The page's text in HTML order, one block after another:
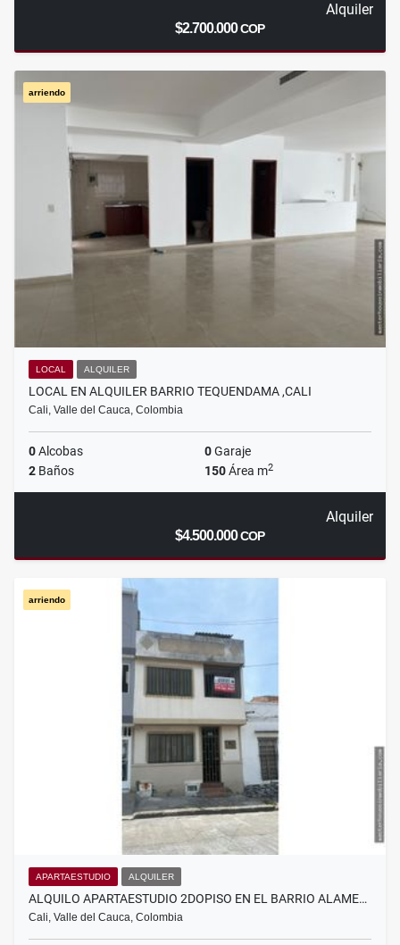
Alquiler
$2.700.000COP
arriendo
LOCAL ALQUILER
LOCAL EN ALQUILER BARRIO TEQUENDAMA ,CALI
Cali, Valle del Cauca, Colombia
0Alcobas 0Garaje
2 Baños 150Área m2
Alquiler
$4.500.000COP
arriendo
APARTAESTUDIO ALQUILER
ALQUILO APARTAESTUDIO 2DOPISO EN EL BARRIO ALAME…
Cali, Valle del Cauca, Colombia